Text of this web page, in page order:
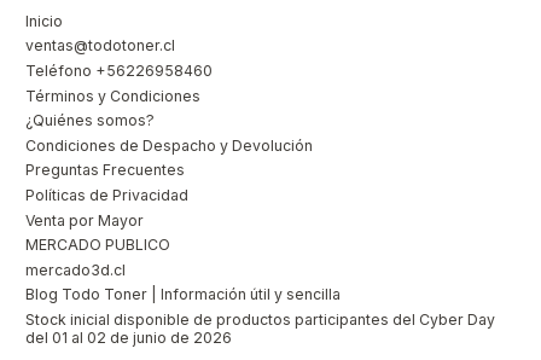
Inicio
ventas@todotoner.cl
Teléfono +56226958460
Términos y Condiciones
¿Quiénes somos?
Condiciones de Despacho y Devolución
Preguntas Frecuentes
Políticas de Privacidad
Venta por Mayor
MERCADO PUBLICO
mercado3d.cl
Blog Todo Toner | Información útil y sencilla
Stock inicial disponible de productos participantes del Cyber Day
del 01 al 02 de junio de 2026